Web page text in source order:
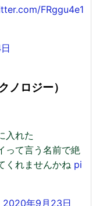
FRggu4e1
ロジー）
入れた
って言う名前で絶
くれませんかね pi
2020年9月23日